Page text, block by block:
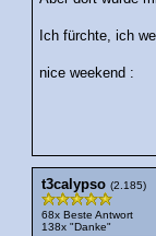
Ich fürchte, ich
nice weekend :
t3calypso (2.185)
68x Beste Antwort
138x "Danke"